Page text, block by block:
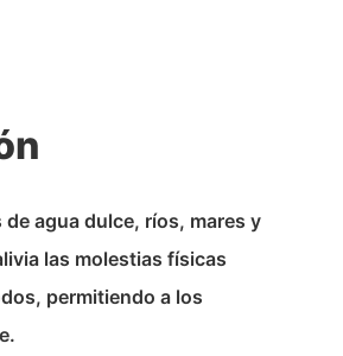
agua dulce, ríos, mares y
las molestias físicas
permitiendo a los